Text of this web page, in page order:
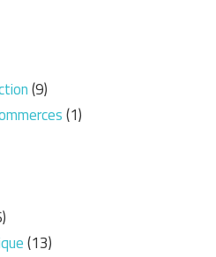
(9)
(1)
(13)